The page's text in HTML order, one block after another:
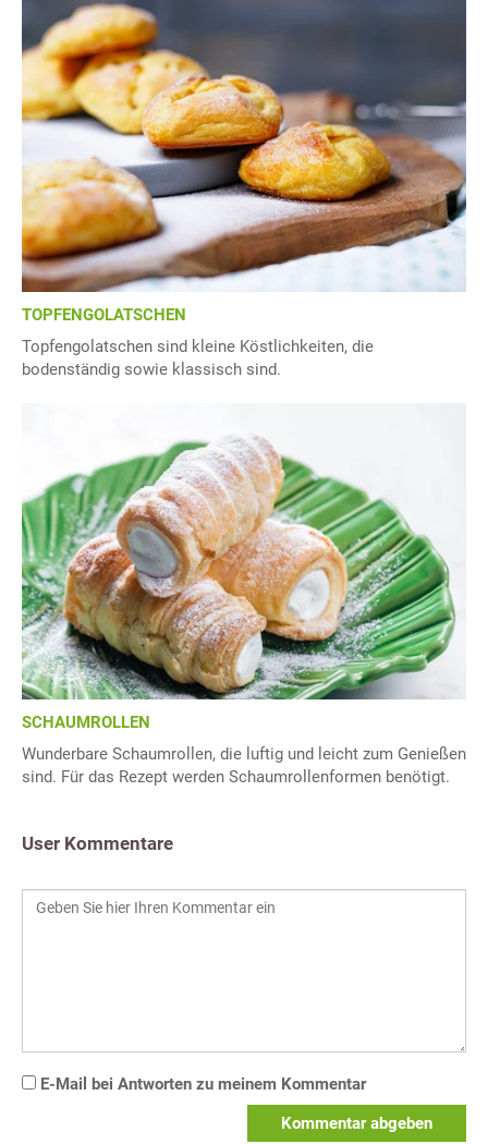
TOPFENGOLATSCHEN
Topfengolatschen sind kleine Köstlichkeiten, die
bodenständig sowie klassisch sind.
SCHAUMROLLEN
Wunderbare Schaumrollen, die luftig und leicht zum Genießen
sind. Für das Rezept werden Schaumrollenformen benötigt.
User Kommentare
E-Mail bei Antworten zu meinem Kommentar
Kommentar abgeben